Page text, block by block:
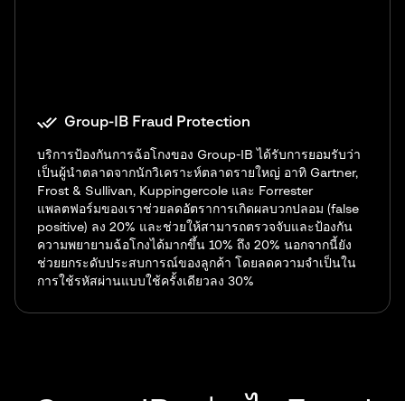
Group-IB Fraud Protection
บริการป้องกันการฉ้อโกงของ Group-IB ได้รับการยอมรับว่า
เป็นผู้นำตลาดจากนักวิเคราะห์ตลาดรายใหญ่ อาทิ Gartner,
Frost & Sullivan, Kuppingercole และ Forrester
แพลตฟอร์มของเราช่วยลดอัตราการเกิดผลบวกปลอม (false
positive) ลง 20% และช่วยให้สามารถตรวจจับและป้องกัน
ความพยายามฉ้อโกงได้มากขึ้น 10% ถึง 20% นอกจากนี้ยัง
ช่วยยกระดับประสบการณ์ของลูกค้า โดยลดความจำเป็นใน
การใช้รหัสผ่านแบบใช้ครั้งเดียวลง 30%